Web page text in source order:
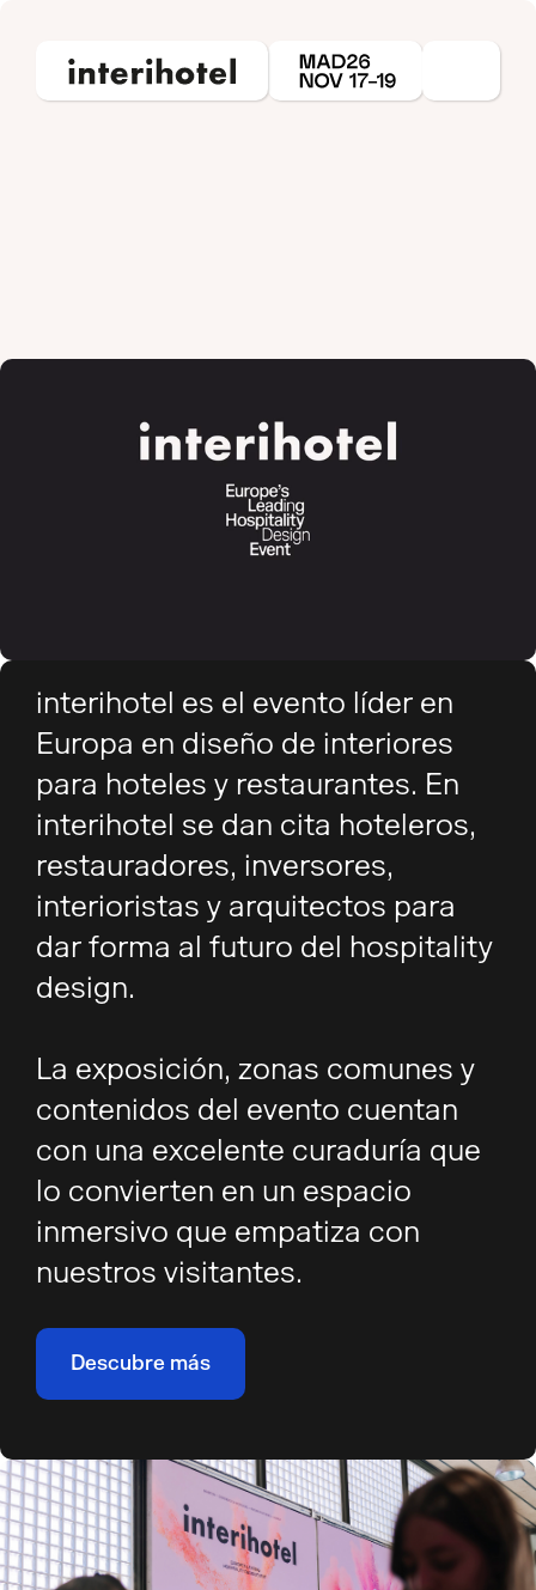
interihotel es el evento líder en
Europa en diseño de interiores
para hoteles y restaurantes. En
interihotel se dan cita hoteleros,
restauradores, inversores,
interioristas y arquitectos para
dar forma al futuro del hospitality
design.
La exposición, zonas comunes y
contenidos del evento cuentan
con una excelente curaduría que
lo convierten en un espacio
inmersivo que empatiza con
nuestros visitantes.
Descubre más